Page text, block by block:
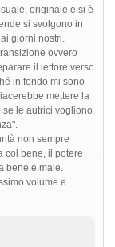
originale e si è
si svolgono in
giorni nostri.
ovvero
il lettore verso
in fondo mi sono
mettere la
le autrici vogliono
non sempre
col bene, il potere
bene e male.
volume e